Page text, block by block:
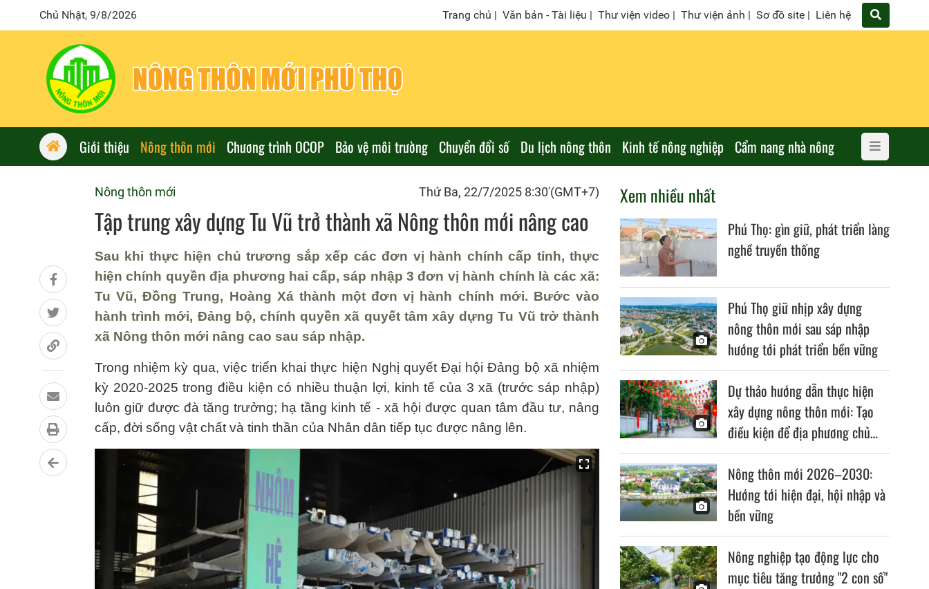
Chủ Nhật, 9/8/2026 Trang chủ | Văn bản - Tài liệu | Thư viện video | Thư viện ảnh | Sơ đồ site | Liên hệ
Giới thiệu Nông thôn mới Chương trình OCOP Bảo vệ môi trường Chuyển đổi số Du lịch nông thôn Kinh tế nông nghiệp Cẩm nang nhà nông
Nông thôn mới Thứ Ba, 22/7/2025 8:30'(GMT+7)
Tập trung xây dựng Tu Vũ trở thành xã Nông thôn mới nâng cao
Sau khi thực hiện chủ trương sắp xếp các đơn vị hành chính cấp tỉnh, thực
hiện chính quyền địa phương hai cấp, sáp nhập 3 đơn vị hành chính là các xã:
Tu Vũ, Đồng Trung, Hoàng Xá thành một đơn vị hành chính mới. Bước vào
hành trình mới, Đảng bộ, chính quyền xã quyết tâm xây dựng Tu Vũ trở thành
xã Nông thôn mới nâng cao sau sáp nhập.
Trong nhiệm kỳ qua, việc triển khai thực hiện Nghị quyết Đại hội Đảng bộ xã nhiệm
kỳ 2020-2025 trong điều kiện có nhiều thuận lợi, kinh tế của 3 xã (trước sáp nhập)
luôn giữ được đà tăng trưởng; hạ tầng kinh tế - xã hội được quan tâm đầu tư, nâng
cấp, đời sống vật chất và tinh thần của Nhân dân tiếp tục được nâng lên.
Xem nhiều nhất
Phú Thọ: gìn giữ, phát triển làng
nghề truyền thống
Phú Thọ giữ nhịp xây dựng
nông thôn mới sau sáp nhập
hướng tới phát triển bền vững
Dự thảo hướng dẫn thực hiện
xây dựng nông thôn mới: Tạo
điều kiện để địa phương chủ
động, linh hoạt
Nông thôn mới 2026–2030:
Hướng tới hiện đại, hội nhập và
bền vững
Nông nghiệp tạo động lực cho
mục tiêu tăng trưởng "2 con số"